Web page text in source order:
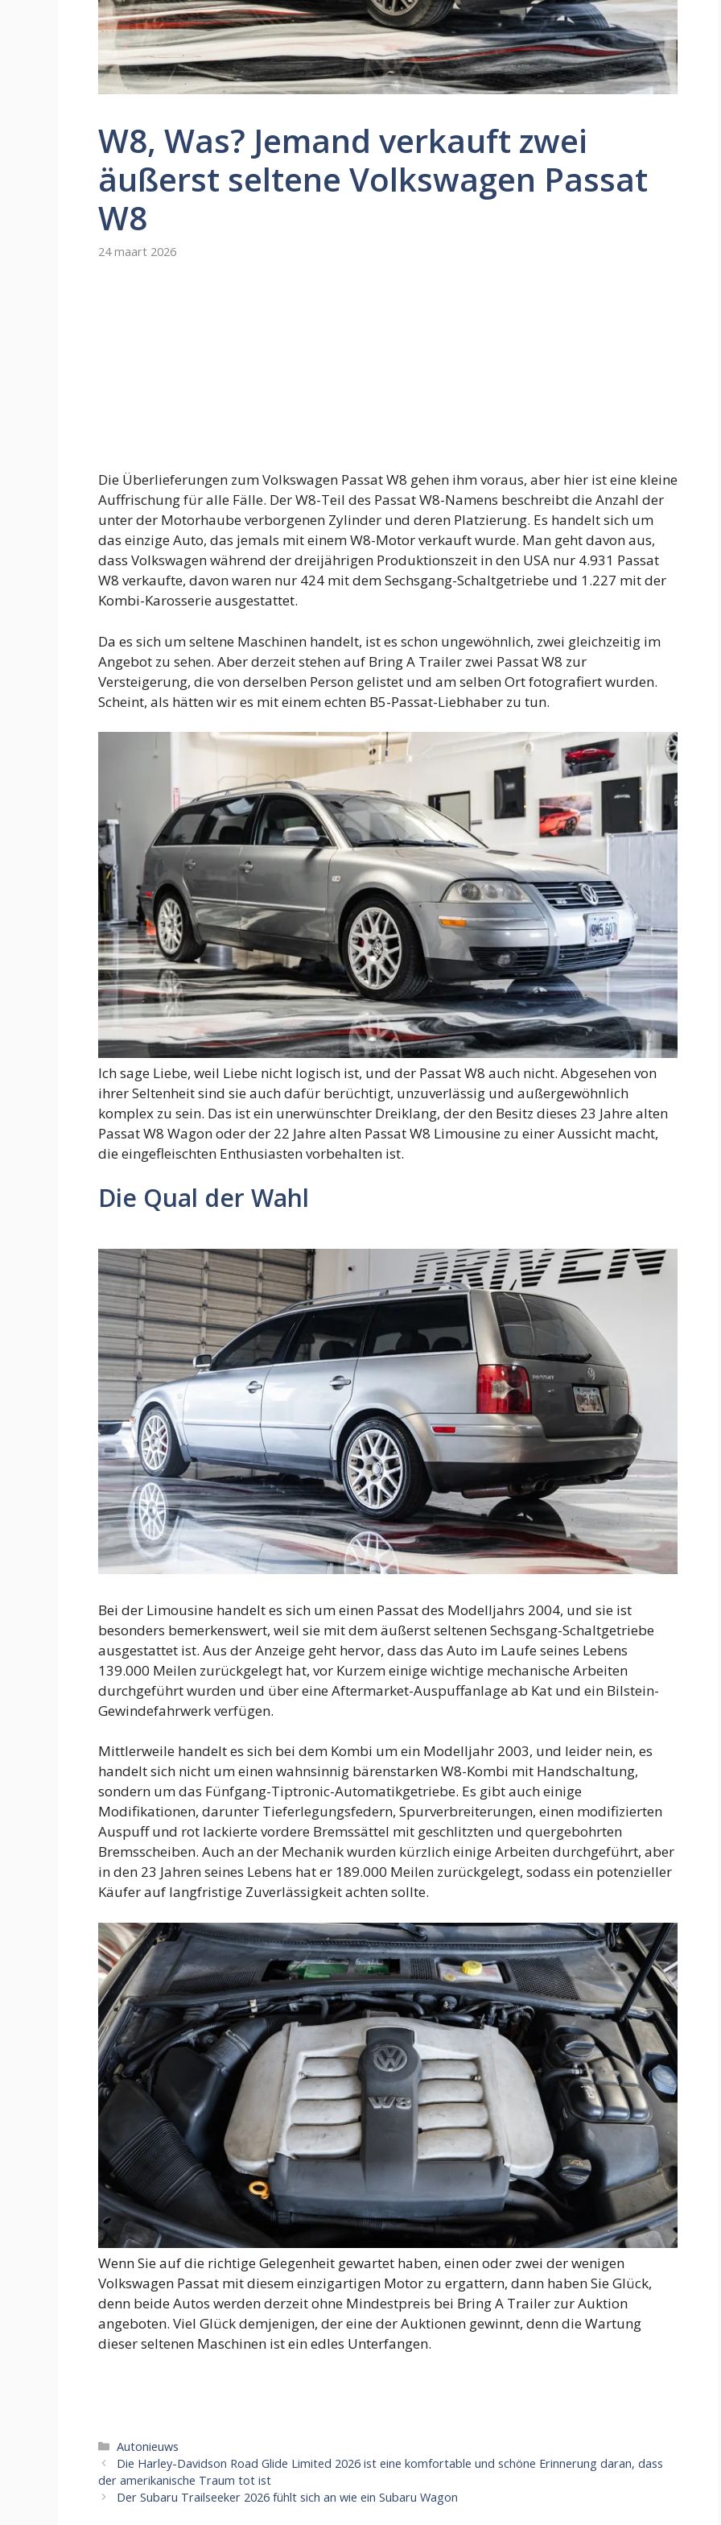
W8, Was? Jemand verkauft zwei
äußerst seltene Volkswagen Passat
W8
24 maart 2026
Die Überlieferungen zum Volkswagen Passat W8 gehen ihm voraus, aber hier ist eine kleine
Auffrischung für alle Fälle. Der W8-Teil des Passat W8-Namens beschreibt die Anzahl der
unter der Motorhaube verborgenen Zylinder und deren Platzierung. Es handelt sich um
das einzige Auto, das jemals mit einem W8-Motor verkauft wurde. Man geht davon aus,
dass Volkswagen während der dreijährigen Produktionszeit in den USA nur 4.931 Passat
W8 verkaufte, davon waren nur 424 mit dem Sechsgang-Schaltgetriebe und 1.227 mit der
Kombi-Karosserie ausgestattet.
Da es sich um seltene Maschinen handelt, ist es schon ungewöhnlich, zwei gleichzeitig im
Angebot zu sehen. Aber derzeit stehen auf Bring A Trailer zwei Passat W8 zur
Versteigerung, die von derselben Person gelistet und am selben Ort fotografiert wurden.
Scheint, als hätten wir es mit einem echten B5-Passat-Liebhaber zu tun.
Ich sage Liebe, weil Liebe nicht logisch ist, und der Passat W8 auch nicht. Abgesehen von
ihrer Seltenheit sind sie auch dafür berüchtigt, unzuverlässig und außergewöhnlich
komplex zu sein. Das ist ein unerwünschter Dreiklang, der den Besitz dieses 23 Jahre alten
Passat W8 Wagon oder der 22 Jahre alten Passat W8 Limousine zu einer Aussicht macht,
die eingefleischten Enthusiasten vorbehalten ist.
Die Qual der Wahl
Bei der Limousine handelt es sich um einen Passat des Modelljahrs 2004, und sie ist
besonders bemerkenswert, weil sie mit dem äußerst seltenen Sechsgang-Schaltgetriebe
ausgestattet ist. Aus der Anzeige geht hervor, dass das Auto im Laufe seines Lebens
139.000 Meilen zurückgelegt hat, vor Kurzem einige wichtige mechanische Arbeiten
durchgeführt wurden und über eine Aftermarket-Auspuffanlage ab Kat und ein Bilstein-
Gewindefahrwerk verfügen.
Mittlerweile handelt es sich bei dem Kombi um ein Modelljahr 2003, und leider nein, es
handelt sich nicht um einen wahnsinnig bärenstarken W8-Kombi mit Handschaltung,
sondern um das Fünfgang-Tiptronic-Automatikgetriebe. Es gibt auch einige
Modifikationen, darunter Tieferlegungsfedern, Spurverbreiterungen, einen modifizierten
Auspuff und rot lackierte vordere Bremssättel mit geschlitzten und quergebohrten
Bremsscheiben. Auch an der Mechanik wurden kürzlich einige Arbeiten durchgeführt, aber
in den 23 Jahren seines Lebens hat er 189.000 Meilen zurückgelegt, sodass ein potenzieller
Käufer auf langfristige Zuverlässigkeit achten sollte.
Wenn Sie auf die richtige Gelegenheit gewartet haben, einen oder zwei der wenigen
Volkswagen Passat mit diesem einzigartigen Motor zu ergattern, dann haben Sie Glück,
denn beide Autos werden derzeit ohne Mindestpreis bei Bring A Trailer zur Auktion
angeboten. Viel Glück demjenigen, der eine der Auktionen gewinnt, denn die Wartung
dieser seltenen Maschinen ist ein edles Unterfangen.
Categorieën
Autonieuws
Die Harley-Davidson Road Glide Limited 2026 ist eine komfortable und schöne Erinnerung daran, dass
der amerikanische Traum tot ist
Der Subaru Trailseeker 2026 fühlt sich an wie ein Subaru Wagon